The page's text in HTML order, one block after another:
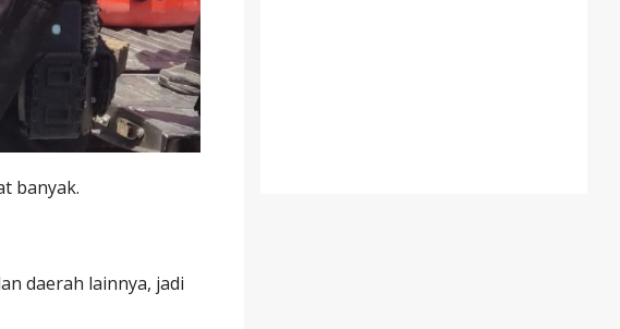
banyak.
daerah lainnya, jadi